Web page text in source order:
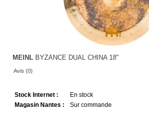
MEINL BYZANCE DUAL CHINA 18"
Avis (0)
Stock Internet :
En stock
Magasin Nantes :
Sur commande